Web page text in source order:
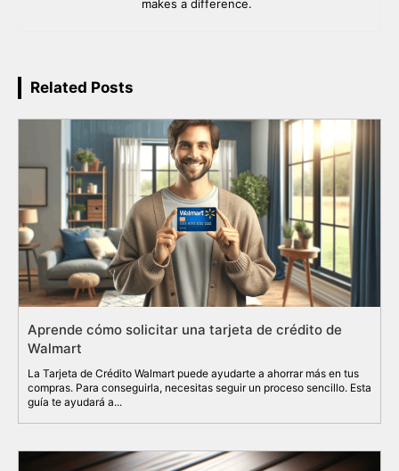
makes a difference.
Related Posts
Aprende cómo solicitar una tarjeta de crédito de
Walmart
La Tarjeta de Crédito Walmart puede ayudarte a ahorrar más en tus
compras. Para conseguirla, necesitas seguir un proceso sencillo. Esta
guía te ayudará a...